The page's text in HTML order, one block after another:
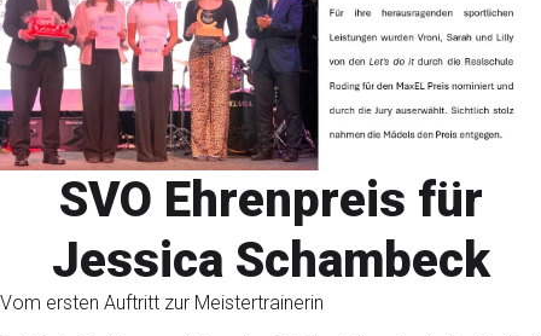
SVO Ehrenpreis für
Jessica Schambeck
Vom ersten Auftritt zur Meistertrainerin